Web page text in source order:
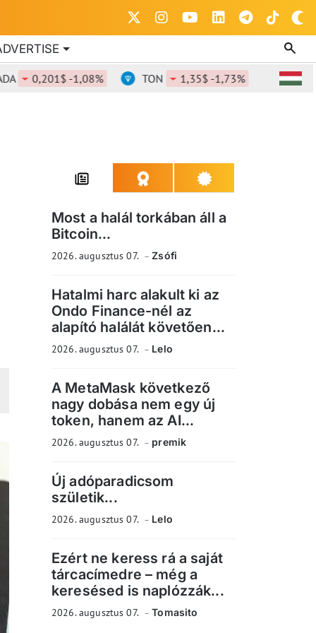
0,201$ -1,08% TON 1,35$ -1,73% DOT
Most a halál torkában áll a
Bitcoin...
2026. augusztus 07. Zsófi
Hatalmi harc alakult ki az
Ondo Finance-nél az
alapító halálát követően...
2026. augusztus 07. Lelo
A MetaMask következő
nagy dobása nem egy új
token, hanem az AI...
2026. augusztus 07. premik
Új adóparadicsom
születik...
2026. augusztus 07. Lelo
Ezért ne keress rá a saját
tárcacímedre – még a
keresésed is naplózzák...
2026. augusztus 07. Tomasito